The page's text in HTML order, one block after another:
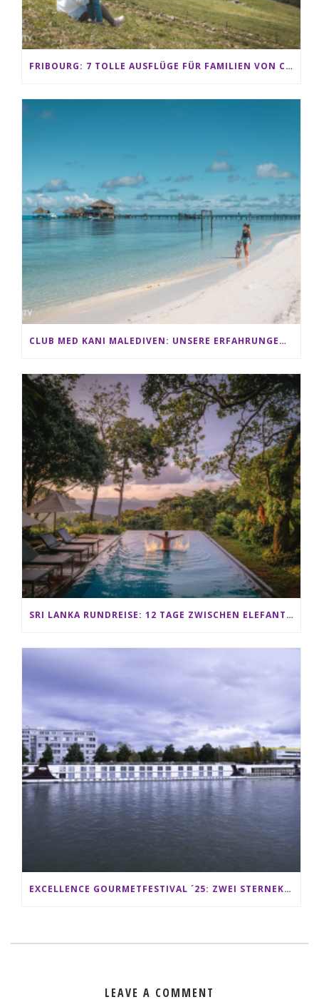
FRIBOURG: 7 TOLLE AUSFLÜGE FÜR FAMILIEN VON CHARMEY BIS LES PACCOTS
CLUB MED KANI MALEDIVEN: UNSERE ERFAHRUNGEN IM ALL-INCLUSIVE PARADIES
SRI LANKA RUNDREISE: 12 TAGE ZWISCHEN ELEFANTEN, TEEPLANTAGEN & STRAND ALS FAMILIE
EXCELLENCE GOURMETFESTIVAL ´25: ZWEI STERNEKÖCHE ANTONIO GUIDA & DARIO MORESCO VERWÖHNEN IHRE GÄSTE AUF EINER LUXERIÖSEN SCHIFFSREISE
LEAVE A COMMENT